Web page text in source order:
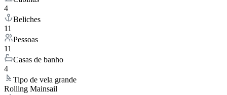
4
Beliches
11
Pessoas
11
Casas de banho
4
Tipo de vela grande
Rolling Mainsail